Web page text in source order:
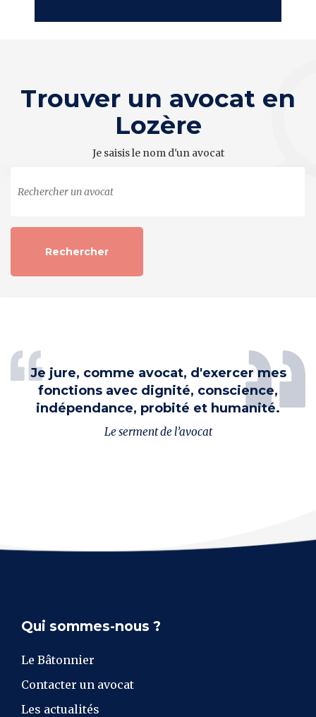
Trouver un avocat en
Lozère
Je saisis le nom d'un avocat
Je jure, comme avocat, d'exercer mes
fonctions avec dignité, conscience,
indépendance, probité et humanité.
Le serment de l’avocat
Qui sommes-nous ?
Le Bâtonnier
Contacter un avocat
Les actualités